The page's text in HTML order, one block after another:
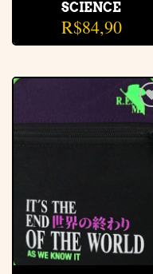
SCIENCE
R$84,90
Adicionar